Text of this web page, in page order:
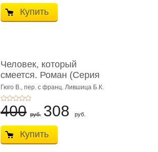
Купить
Человек, который
смеется. Роман (Серия
«Роман с ...
Гюго В., пер. с франц. Лившица Б.К.
400 руб. 308 руб.
Купить